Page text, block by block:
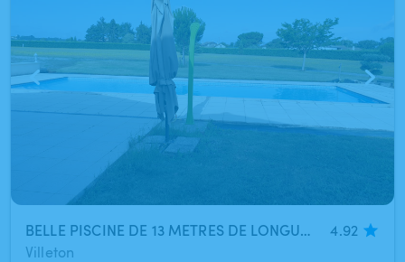
BELLE PISCINE DE 13 METRES DE LONGUEUR
4.92
Villeton